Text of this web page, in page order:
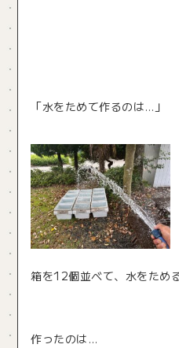
「水をためて作るのは…」
箱を12個並べて、水をためる
作ったのは…